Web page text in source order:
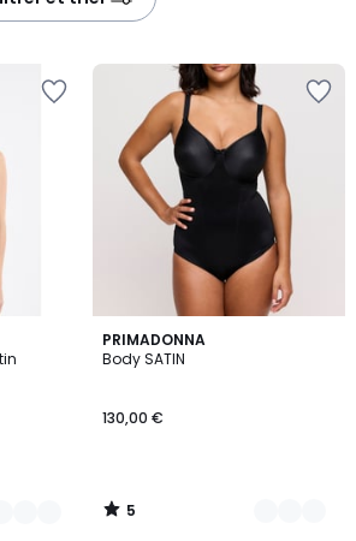
PRIMADONNA
Body SATIN
130,00 €
5
/
3
Couleurs
5
/